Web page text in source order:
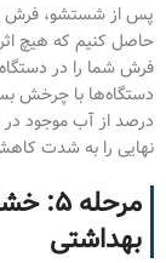
پس از شستشو، فرش
حاصل کنیم که هیچ
فرش شما را در
درصد از آب موجود
نهایی را به شدت
بهداشتی